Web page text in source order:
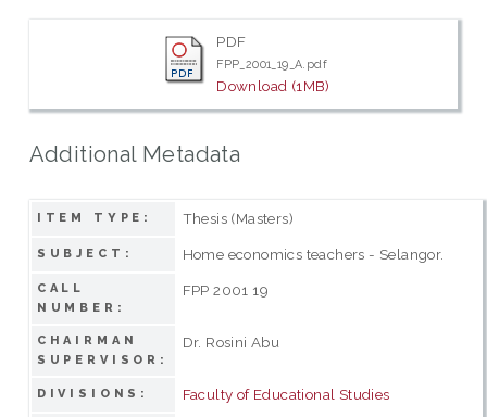
PDF
FPP_2001_19_A.pdf
Download (1MB)
Additional Metadata
ITEM TYPE: Thesis (Masters)
SUBJECT: Home economics teachers - Selangor.
CALL
NUMBER:
FPP 2001 19
CHAIRMAN
SUPERVISOR:
Dr. Rosini Abu
DIVISIONS: Faculty of Educational Studies